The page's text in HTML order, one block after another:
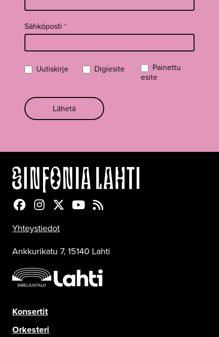
Sähköposti *
Uutiskirje Digiesite
Painettu
esite
Lähetä
Sinfonia Lahti Facebookissa
Sinfonia Lahti Instagramissa
Sinfonia Lahti Twitterissä
Sinfonia Lahti YouTubessa
Sinfonia Lahti RSS-feed
Yhteystiedot
Ankkurikatu 7, 15140 Lahti
Konsertit
Orkesteri